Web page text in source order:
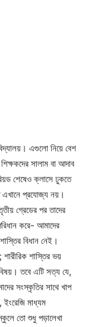
এগুলো নিয়ে বেশ
সালাম বা আদাব
শেষেও ক্লাসে ঢুকতে
এখানে প্রযোজ্য নয়।
গ্রেডের পর তাদের
করে- আমাদের
বিধান নেই।
শাস্তির ভয়
তবে এটি সত্য যে,
সংস্কৃতির সাথে খাপ
মাধ্যম
তো শুধু পড়ালেখা